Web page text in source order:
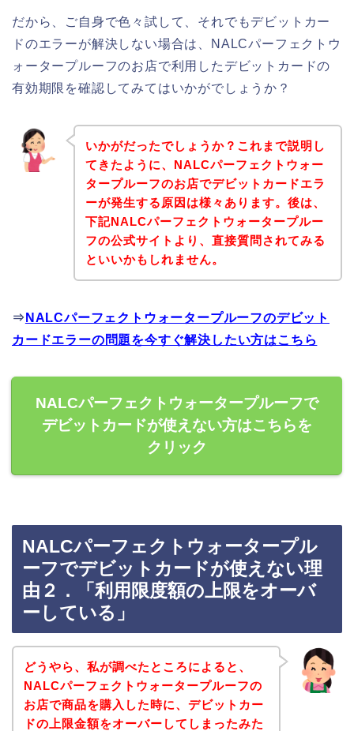
だから、ご自身で色々試して、それでもデビットカー
ドのエラーが解決しない場合は、NALCパーフェクトウ
ォータープルーフのお店で利用したデビットカードの
有効期限を確認してみてはいかがでしょうか？
いかがだったでしょうか？これまで説明し
てきたように、NALCパーフェクトウォー
タープルーフのお店でデビットカードエラ
ーが発生する原因は様々あります。後は、
下記NALCパーフェクトウォータープルー
フの公式サイトより、直接質問されてみる
といいかもしれません。
⇒ NALCパーフェクトウォータープルーフのデビット
カードエラーの問題を今すぐ解決したい方はこちら
NALCパーフェクトウォータープルーフで
デビットカードが使えない方はこちらを
クリック
NALCパーフェクトウォータープル
ーフでデビットカードが使えない理
由２．「利用限度額の上限をオーバ
ーしている」
どうやら、私が調べたところによると、
NALCパーフェクトウォータープルーフの
お店で商品を購入した時に、デビットカー
ドの上限金額をオーバーしてしまったみた